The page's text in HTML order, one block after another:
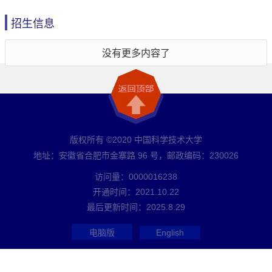
招生信息
没有更多内容了
版权所有 ©2020 中国科学技术大学
地址：安徽省合肥市金寨路 96 号，邮政编码：230026
访问量： 0000016238
开通时间： 2021 10 22
最后更新时间： 2025 8 29
电脑版 English